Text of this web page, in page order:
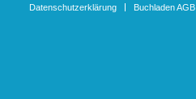
Datenschutzerklärung Buchladen AGB